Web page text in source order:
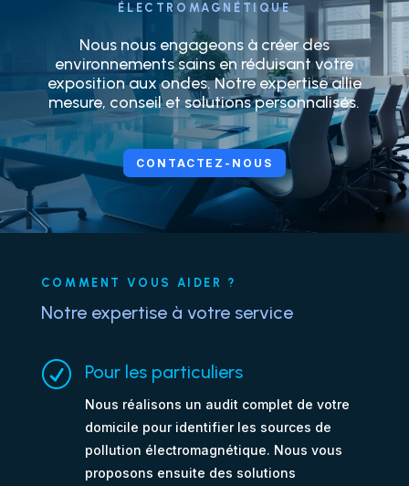
ÉLECTROMAGNÉTIQUE
Nous nous engageons à créer des
environnements sains en réduisant votre
exposition aux ondes. Notre expertise allie
mesure, conseil et solutions personnalisés.
CONTACTEZ-NOUS
COMMENT VOUS AIDER ?
Notre expertise à votre service
R Pour les particuliers
Nous réalisons un audit complet de votre
domicile pour identifier les sources de
pollution électromagnétique. Nous vous
proposons ensuite des solutions